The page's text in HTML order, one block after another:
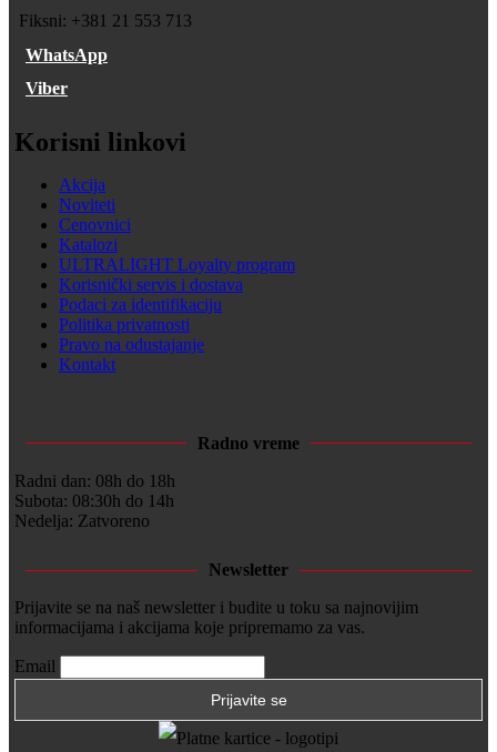
Fiksni: +381 21 553 713
WhatsApp
Viber
Korisni linkovi
Akcija
Noviteti
Cenovnici
Katalozi
ULTRALIGHT Loyalty program
Korisnički servis i dostava
Podaci za identifikaciju
Politika privatnosti
Pravo na odustajanje
Kontakt
Radno vreme
Radni dan: 08h do 18h
Subota: 08:30h do 14h
Nedelja: Zatvoreno
Newsletter
Prijavite se na naš newsletter i budite u toku sa najnovijim
informacijama i akcijama koje pripremamo za vas.
Email